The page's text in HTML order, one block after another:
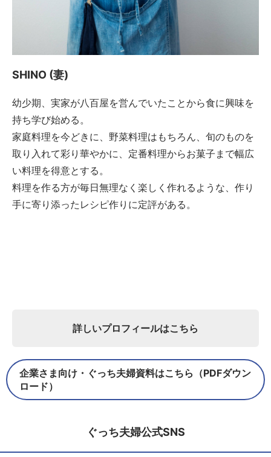
SHINO (妻)
幼少期、実家が八百屋を営んでいたことから食に興味を
持ち学び始める。
家庭料理を今どきに、野菜料理はもちろん、旬のものを
取り入れて彩り華やかに、定番料理からお菓子まで幅広
い料理を得意とする。
料理を作る方が毎日無理なく楽しく作れるような、作り
手に寄り添ったレシピ作りに定評がある。
詳しいプロフィールはこちら
企業さま向け・ぐっち夫婦資料はこちら（PDFダウン
ロード）
ぐっち夫婦公式SNS